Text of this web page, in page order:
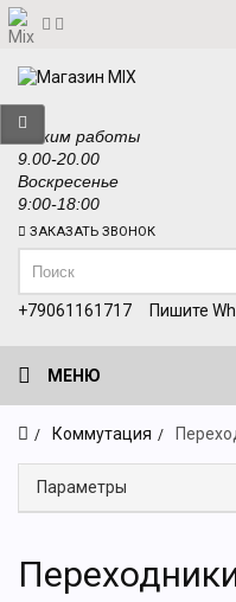
Режим работы
9.00-20.00
Воскресенье
9:00-18:00
ЗАКАЗАТЬ ЗВОНОК
+79061161717 Пишите
МЕНЮ
Коммутация
Параметры